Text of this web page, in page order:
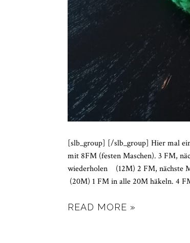
[slb_group] [/slb_group] Hier mal
mit 8FM (festen Maschen). 3 FM,
wiederholen (12M) 2 FM,
(20M) 1 FM in alle 20M
READ MORE »